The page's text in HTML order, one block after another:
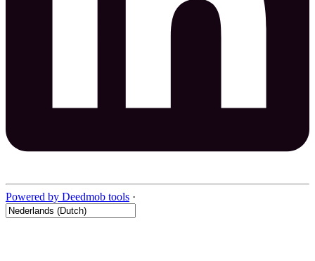
Powered by Deedmob tools ·